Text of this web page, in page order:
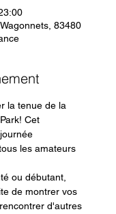
83480
la tenue de la
Cet
les amateurs
ou débutant,
de montrer vos
d'autres